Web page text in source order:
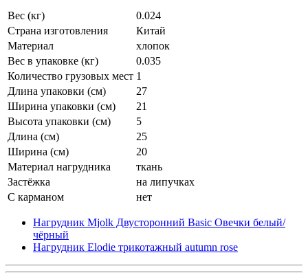
Вес (кг)
0.024
Страна изготовления
Китай
Материал
хлопок
Вес в упаковке (кг)
0.035
Количество грузовых мест 1
Длина упаковки (см)
27
Ширина упаковки (см)
21
Высота упаковки (см)
5
Длина (см)
25
Ширина (см)
20
Материал нагрудника
ткань
Застёжка
на липучках
С карманом
нет
Нагрудник Mjolk Двусторонний Basic Овечки белый/
чёрный
Нагрудник Elodie трикотажный autumn rose